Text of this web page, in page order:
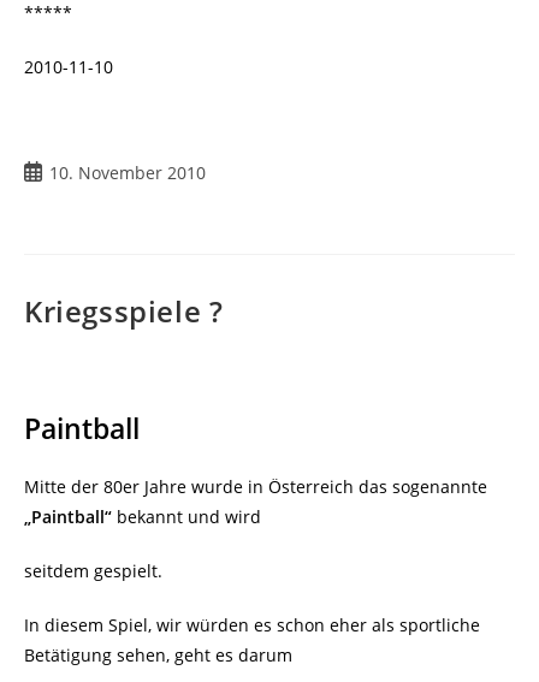
*****
2010-11-10
10. November 2010
Kriegsspiele ?
Paintball
Mitte der 80er Jahre wurde in Österreich das sogenannte
„Paintball“ bekannt und wird
seitdem gespielt.
In diesem Spiel, wir würden es schon eher als sportliche
Betätigung sehen, geht es darum